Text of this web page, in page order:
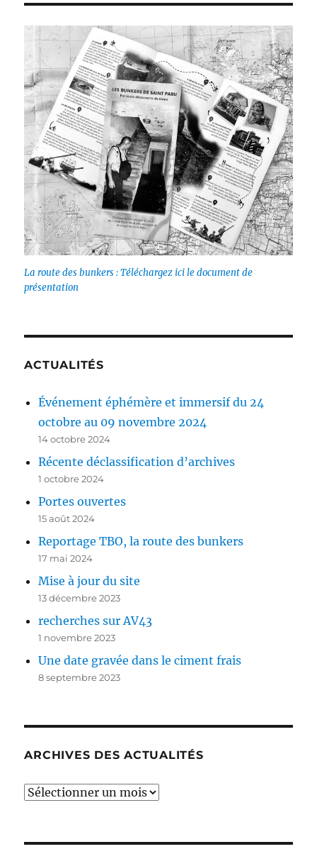
La route des bunkers : Téléchargez ici le document de
présentation
ACTUALITÉS
Événement éphémère et immersif du 24
octobre au 09 novembre 2024
14 octobre 2024
Récente déclassification d’archives
1 octobre 2024
Portes ouvertes
15 août 2024
Reportage TBO, la route des bunkers
17 mai 2024
Mise à jour du site
13 décembre 2023
recherches sur AV43
1 novembre 2023
Une date gravée dans le ciment frais
8 septembre 2023
ARCHIVES DES ACTUALITÉS
Archives